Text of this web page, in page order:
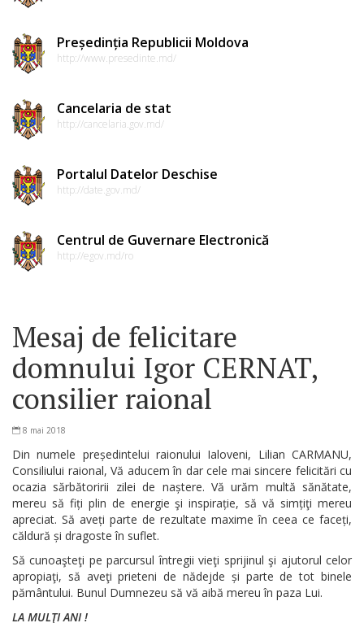
Președinția Republicii Moldova
http://www.presedinte.md/
Cancelaria de stat
http://cancelaria.gov.md/
Portalul Datelor Deschise
http://date.gov.md/
Centrul de Guvernare Electronică
http://egov.md/ro
Mesaj de felicitare
domnului Igor CERNAT,
consilier raional
8 mai 2018
Din numele președintelui raionului Ialoveni, Lilian CARMANU,
Consiliului raional, Vă aducem în dar cele mai sincere felicitări cu
ocazia sărbătoririi zilei de naștere. Vă urăm multă sănătate,
mereu să fiți plin de energie şi inspirație, să vă simțiţi mereu
apreciat. Să aveți parte de rezultate maxime în ceea ce faceți,
căldură și dragoste în suflet.
Să cunoaşteţi pe parcursul întregii vieţi sprijinul şi ajutorul celor
apropiaţi, să aveţi prieteni de nădejde și parte de tot binele
pământului. Bunul Dumnezeu să vă aibă mereu în paza Lui.
LA MULŢI ANI !